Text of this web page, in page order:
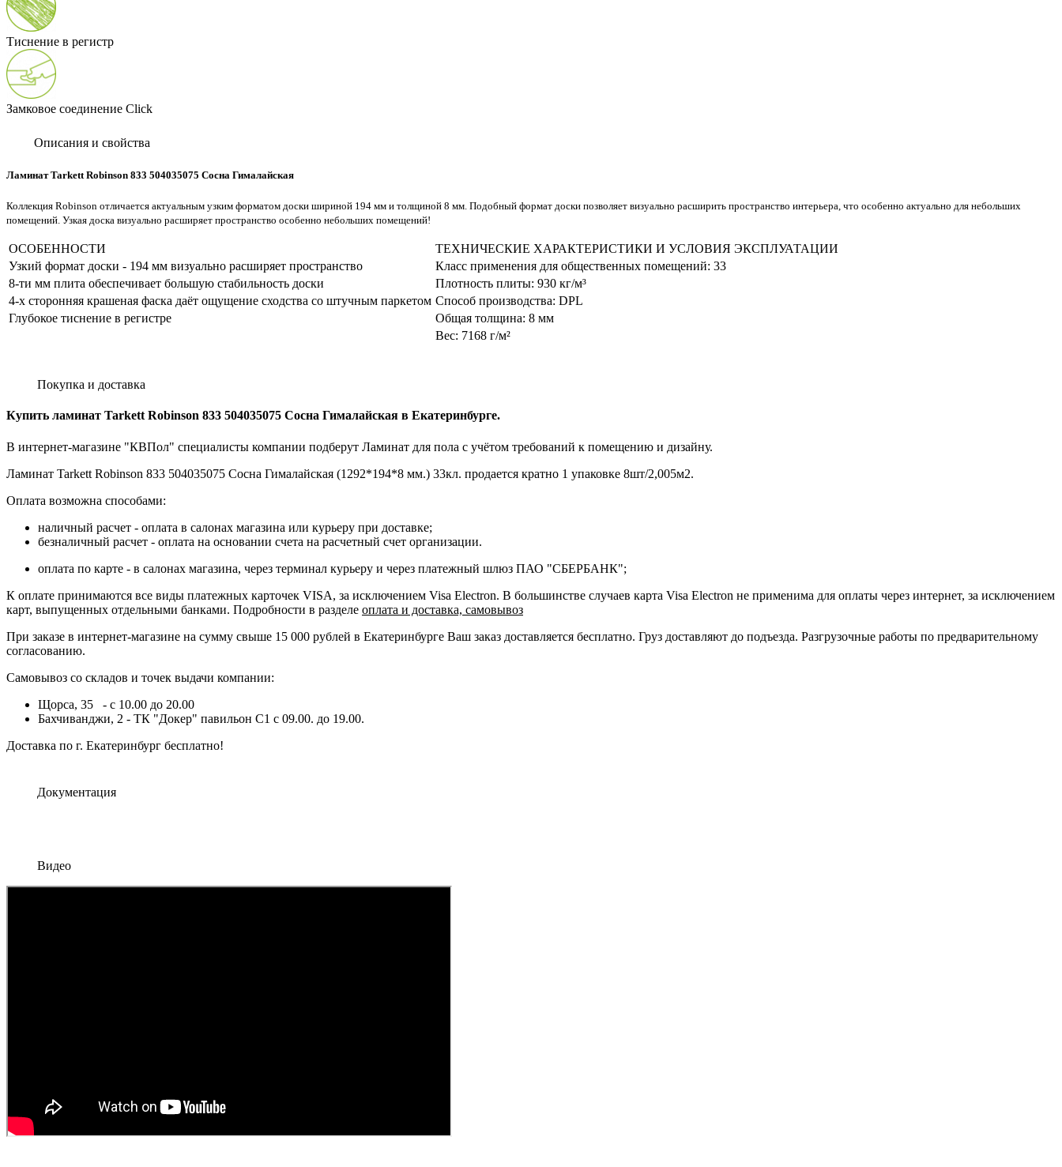
Тиснение в регистр
Замковое соединение Click
Описания и свойства
Ламинат Tarkett Robinson 833 504035075 Сосна Гималайская
Коллекция Robinson отличается актуальным узким форматом доски шириной 194 мм и толщиной 8 мм. Подобный формат доски позволяет визуально расширить пространство интерьера, что особенно актуально для небольших
помещений. Узкая доска визуально расширяет пространство особенно небольших помещений!
ОСОБЕННОСТИ
ТЕХНИЧЕСКИЕ ХАРАКТЕРИСТИКИ И УСЛОВИЯ ЭКСПЛУАТАЦИИ
Узкий формат доски - 194 мм визуально расширяет пространство
Класс применения для общественных помещений: 33
8-ти мм плита обеспечивает большую стабильность доски
Плотность плиты: 930 кг/м³
4-х сторонняя крашеная фаска даёт ощущение сходства со штучным паркетом Способ производства: DPL
Глубокое тиснение в регистре
Общая толщина: 8 мм
Вес: 7168 г/м²
Покупка и доставка
Купить ламинат Tarkett Robinson 833 504035075 Сосна Гималайская в Екатеринбурге.
В интернет-магазине "КВПол" специалисты компании подберут Ламинат для пола с учётом требований к помещению и дизайну.
Ламинат Tarkett Robinson 833 504035075 Сосна Гималайская (1292*194*8 мм.) 33кл. продается кратно 1 упаковке 8шт/2,005м2.
Оплата возможна способами:
наличный расчет - оплата в салонах магазина или курьеру при доставке;
безналичный расчет - оплата на основании счета на расчетный счет организации.
оплата по карте - в салонах магазина, через терминал курьеру и через платежный шлюз ПАО "СБЕРБАНК";
К оплате принимаются все виды платежных карточек VISA, за исключением Visa Electron. В большинстве случаев карта Visa Electron не применима для оплаты через интернет, за исключением
карт, выпущенных отдельными банками. Подробности в разделе оплата и доставка, самовывоз
При заказе в интернет-магазине на сумму свыше 15 000 рублей в Екатеринбурге Ваш заказ доставляется бесплатно. Груз доставляют до подъезда. Разгрузочные работы по предварительному
согласованию.
Самовывоз со складов и точек выдачи компании:
Щорса, 35 - с 10.00 до 20.00
Бахчиванджи, 2 - ТК "Докер" павильон С1 с 09.00. до 19.00.
Доставка по г. Екатеринбург бесплатно!
Документация
Видео